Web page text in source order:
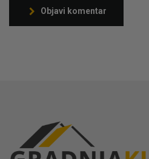
Objavi komentar